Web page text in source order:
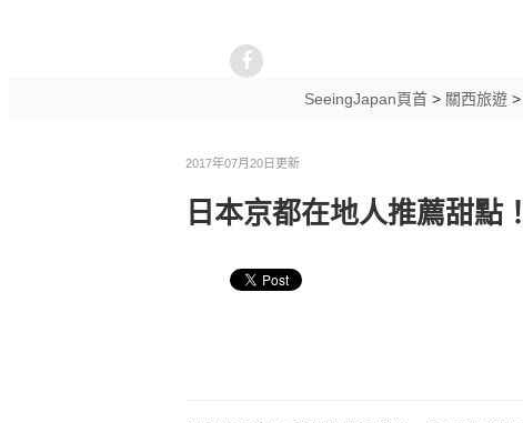
SeeingJapan頁首> 關西旅遊>
2017年07月20日更新
日本京都在地人推薦甜點